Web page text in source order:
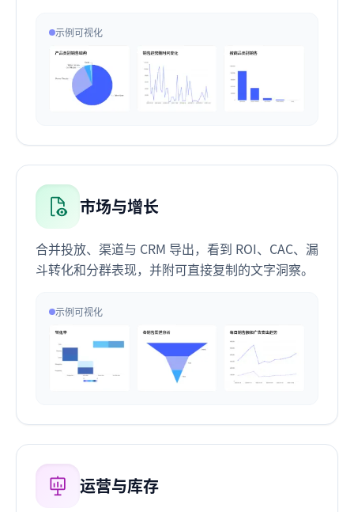
示例可视化
市场与增长
合并投放、渠道与 CRM 导出，看到 ROI、CAC、漏
斗转化和分群表现，并附可直接复制的文字洞察。
示例可视化
运营与库存